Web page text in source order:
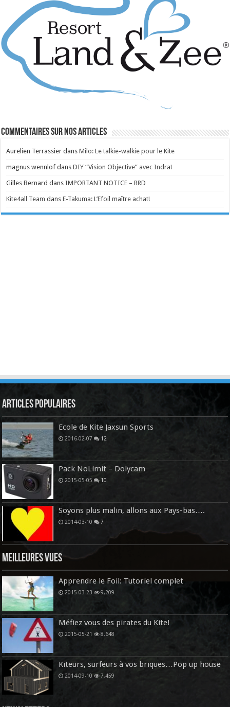
Commentaires sur nos articles
Aurelien Terrassier dansMilo: Le talkie-walkie pour le Kite
magnus wennlof dansDIY “Vision Objective” avec Indra!
Gilles Bernard dansIMPORTANT NOTICE – RRD
Kite4all Team dansE-Takuma: L’Efoil maître achat!
Articles Populaires
Ecole de Kite Jaxsun Sports
2016-02-07 12
Pack NoLimit – Dolycam
2015-05-05 10
Soyons plus malin, allons aux Pays-bas….
2014-03-10 7
Meilleures vues
Apprendre le Foil: Tutoriel complet
2015-03-23 9,209
Méfiez vous des pirates du Kite!
2015-05-21 8,648
Kiteurs, surfeurs à vos briques…Pop up house
2014-09-10 7,459